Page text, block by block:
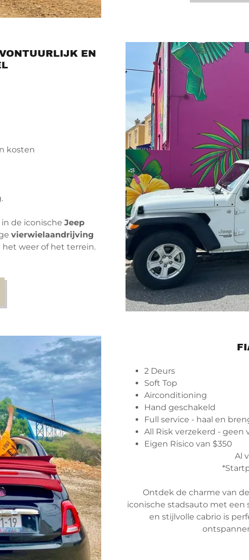
EN
kosten
de iconische Jeep
vierwielaandrijving
weer of het terrein.
2 Deurs
Soft Top
Airconditioning
Hand geschakeld
Full service - haal en
All Risk verzekerd - geen
Eigen Risico van $350
Al
Ontdek de charme van de
iconische stadsauto met een
en stijlvolle cabrio is